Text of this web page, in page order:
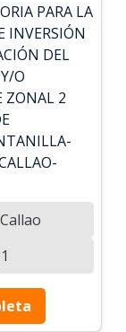
PARA LA
INVERSIÓN
DEL
O
ZONAL 2
Callao